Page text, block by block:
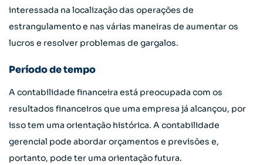
interessada na localização das operações de
estrangulamento e nas várias maneiras de aumentar os
lucros e resolver problemas de gargalos.
Período de tempo
A contabilidade financeira está preocupada com os
resultados financeiros que uma empresa já alcançou, por
isso tem uma orientação histórica. A contabilidade
gerencial pode abordar orçamentos e previsões e,
portanto, pode ter uma orientação futura.